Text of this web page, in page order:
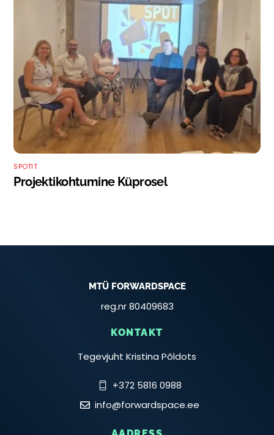
SPOTIT
Projektikohtumine Küprosel
MTÜ FORWARDSPACE
reg.nr 80409683
KONTAKT
Tegevjuht Kristina Põldots
+372 5816 0988
info@forwardspace.ee